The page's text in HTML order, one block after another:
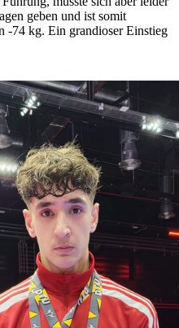
geben und ist somit
-74 kg. Ein grandioser Einstieg